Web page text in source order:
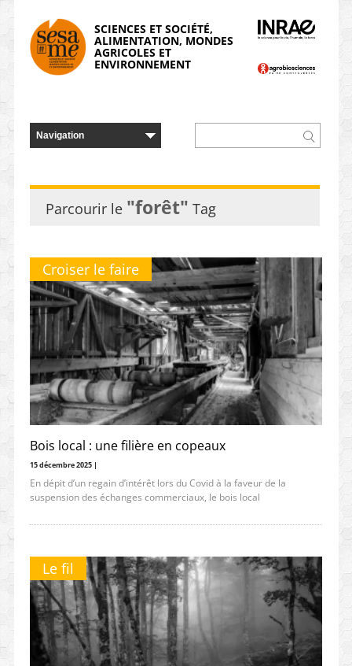
SCIENCES ET SOCIÉTÉ,
ALIMENTATION, MONDES
AGRICOLES ET
ENVIRONNEMENT
Parcourir le "forêt" Tag
Croiser le faire
Bois local : une filière en copeaux
15 décembre 2025 |
En dépit d’un regain d’intérêt lors du Covid à la faveur de la
suspension des échanges commerciaux, le bois local
Le fil